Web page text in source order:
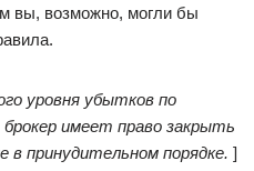
вы, возможно, могли бы
уровня убытков по
имеет право закрыть
в принудительном порядке. ]